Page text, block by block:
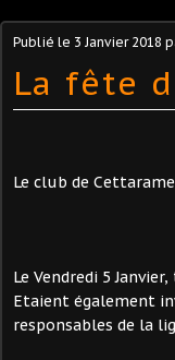
Publié le 3 Janvier 2018
La fête
Le club de
Le Vendredi 5
Etaient également
responsables de la